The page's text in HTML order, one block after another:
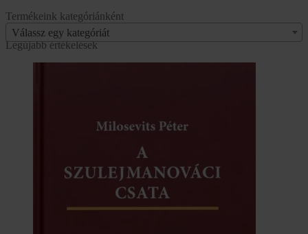
Termékeink kategóriánként
Válassz egy kategóriát
Legújabb értékelések